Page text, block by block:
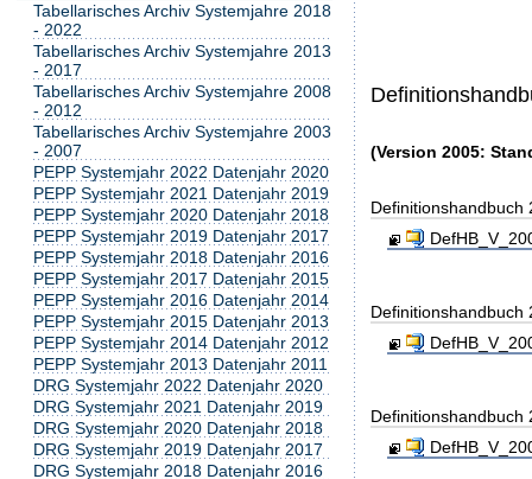
(Version 2005:
Definitionshandbuch
Definitionshandbuch
Definitionshandbuch
Tabellarisches Archiv Systemjahre 2018
- 2022
Tabellarisches Archiv Systemjahre 2013
- 2017
Tabellarisches Archiv Systemjahre 2008
- 2012
Tabellarisches Archiv Systemjahre 2003
- 2007
PEPP Systemjahr 2022 Datenjahr 2020
PEPP Systemjahr 2021 Datenjahr 2019
PEPP Systemjahr 2020 Datenjahr 2018
PEPP Systemjahr 2019 Datenjahr 2017
PEPP Systemjahr 2018 Datenjahr 2016
PEPP Systemjahr 2017 Datenjahr 2015
PEPP Systemjahr 2016 Datenjahr 2014
PEPP Systemjahr 2015 Datenjahr 2013
PEPP Systemjahr 2014 Datenjahr 2012
PEPP Systemjahr 2013 Datenjahr 2011
DRG Systemjahr 2022 Datenjahr 2020
DRG Systemjahr 2021 Datenjahr 2019
DRG Systemjahr 2020 Datenjahr 2018
DRG Systemjahr 2019 Datenjahr 2017
DRG Systemjahr 2018 Datenjahr 2016